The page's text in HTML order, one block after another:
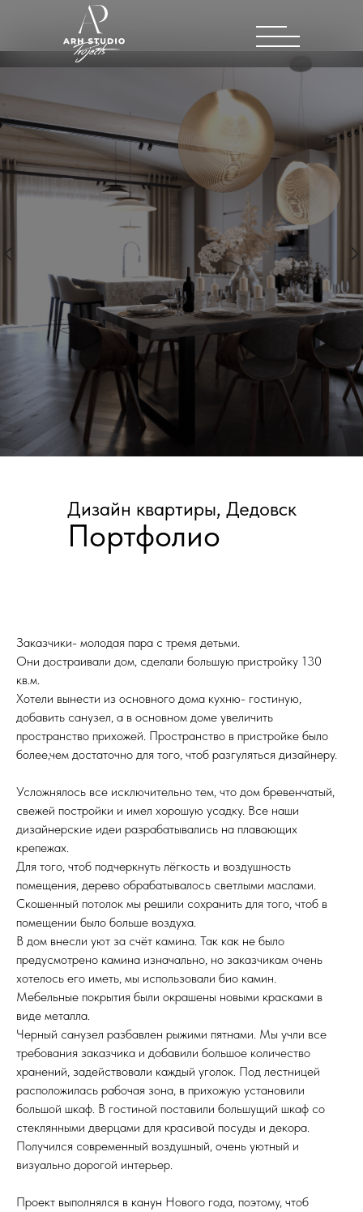
БОЛЬШЕ ПРОЕКТОВ
Дизайн квартиры, Дедовск
Портфолио
Заказчики- молодая пара с тремя детьми.
Они достраивали дом, сделали большую пристройку 130
кв.м.
Хотели вынести из основного дома кухню- гостиную,
добавить санузел, а в основном доме увеличить
пространство прихожей. Пространство в пристройке было
более,чем достаточно для того, чтоб разгуляться дизайнеру.
Усложнялось все исключительно тем, что дом бревенчатый,
свежей постройки и имел хорошую усадку. Все наши
дизайнерские идеи разрабатывались на плавающих
крепежах.
Для того, чтоб подчеркнуть лёгкость и воздушность
помещения, дерево обрабатывалось светлыми маслами.
Скошенный потолок мы решили сохранить для того, чтоб в
помещении было больше воздуха.
В дом внесли уют за счёт камина. Так как не было
предусмотрено камина изначально, но заказчикам очень
хотелось его иметь, мы использовали био камин.
Мебельные покрытия были окрашены новыми красками в
виде металла.
Черный санузел разбавлен рыжими пятнами. Мы учли все
требования заказчика и добавили большое количество
хранений, задействовали каждый уголок. Под лестницей
расположилась рабочая зона, в прихожую установили
большой шкаф. В гостиной поставили большущий шкаф со
стеклянными дверцами для красивой посуды и декора.
Получился современный воздушный, очень уютный и
визуально дорогой интерьер.
Проект выполнялся в канун Нового года, поэтому, чтоб